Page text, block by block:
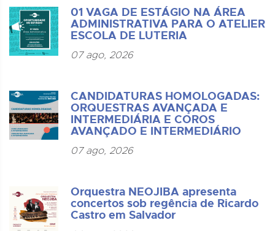
01 VAGA DE ESTÁGIO NA ÁREA
ADMINISTRATIVA PARA O ATELIER
ESCOLA DE LUTERIA
07 ago, 2026
CANDIDATURAS HOMOLOGADAS:
ORQUESTRAS AVANÇADA E
INTERMEDIÁRIA E COROS
AVANÇADO E INTERMEDIÁRIO
07 ago, 2026
Orquestra NEOJIBA apresenta
concertos sob regência de Ricardo
Castro em Salvador